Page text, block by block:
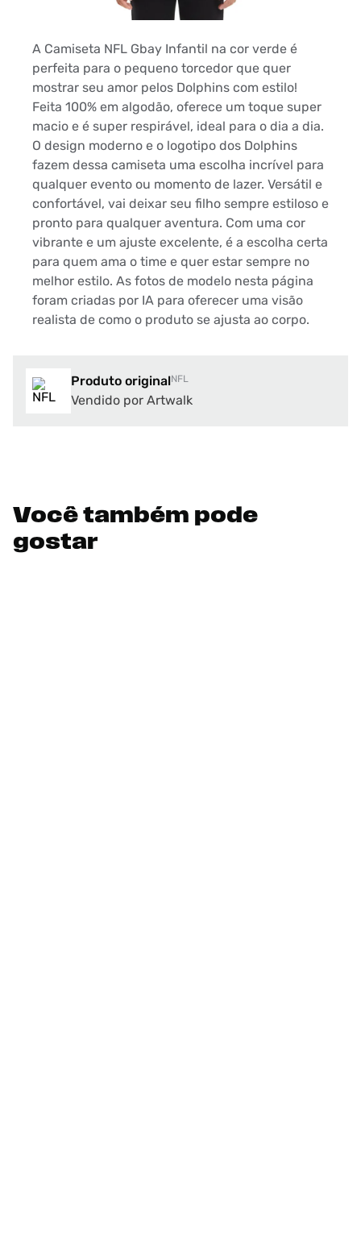
A Camiseta NFL Gbay Infantil na cor verde é
perfeita para o pequeno torcedor que quer
mostrar seu amor pelos Dolphins com estilo!
Feita 100% em algodão, oferece um toque super
macio e é super respirável, ideal para o dia a dia.
O design moderno e o logotipo dos Dolphins
fazem dessa camiseta uma escolha incrível para
qualquer evento ou momento de lazer. Versátil e
confortável, vai deixar seu filho sempre estiloso e
pronto para qualquer aventura. Com uma cor
vibrante e um ajuste excelente, é a escolha certa
para quem ama o time e quer estar sempre no
melhor estilo. As fotos de modelo nesta página
foram criadas por IA para oferecer uma visão
realista de como o produto se ajusta ao corpo.
Produto originalNFL
Vendido por Artwalk
Você também pode
gostar